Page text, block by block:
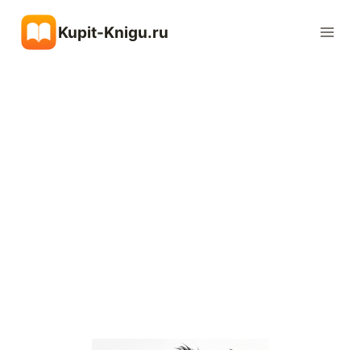
содержимому
Kupit-Knigu.ru